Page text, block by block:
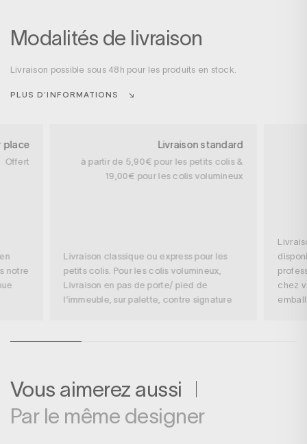
Modalités de livraison
Livraison possible sous 48h pour les produits en stock.
PLUS D’INFORMATIONS
place
Offert
notre
Livraison standard
à partir de 5,90€ pour les petits colis &
19,00€ pour les colis volumineux
Livraison classique ou express pour les
petits colis. Pour les colis volumineux,
Livraison en pas de porte/ pied de
l’immeuble, sur palette, contre signature
chez
Vous aimerez aussi
Par le même designer